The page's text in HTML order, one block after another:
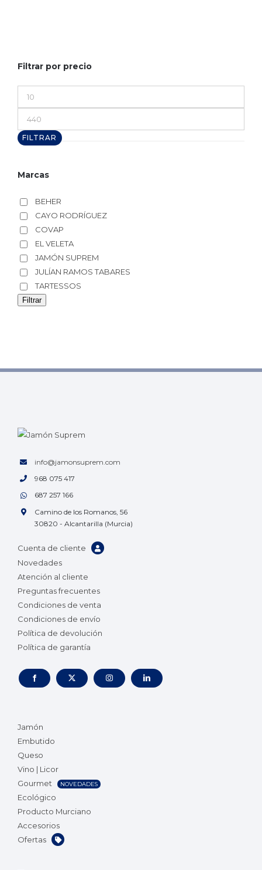
Filtrar por precio
mínimo
máximo
FILTRAR
Marcas
BEHER
CAYO RODRÍGUEZ
COVAP
EL VELETA
JAMÓN SUPREM
JULÍAN RAMOS TABARES
TARTESSOS
Filtrar
info@jamonsuprem.com
968 075 417
687 257 166
Camino de los Romanos, 56
30820 - Alcantarilla (Murcia)
Cuenta de cliente
Novedades
Atención al cliente
Preguntas frecuentes
Condiciones de venta
Condiciones de envío
Política de devolución
Política de garantía
Jamón
Embutido
Queso
Vino | Licor
Gourmet
NOVEDADES
Ecológico
Producto Murciano
Accesorios
Ofertas